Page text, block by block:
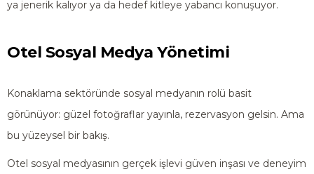
ya jenerik kalıyor ya da hedef kitleye yabancı konuşuyor.
Otel Sosyal Medya Yönetimi
Konaklama sektöründe sosyal medyanın rolü basit
görünüyor: güzel fotoğraflar yayınla, rezervasyon gelsin. Ama
bu yüzeysel bir bakış.
Otel sosyal medyasının gerçek işlevi güven inşası ve deneyim